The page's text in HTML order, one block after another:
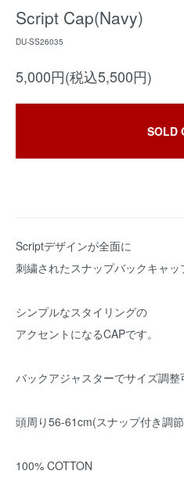
Script Cap(Navy)
DU-SS26035
5,000円(税込5,500円)
SOLD
Scriptデザインが全面に
刺繍されたスナップバックキャッ
シンプルなスタイリングの
アクセントになるCAPです。
バックアジャスターでサイズ調整
頭周り56-61cm(スナップ付き調
100% COTTON